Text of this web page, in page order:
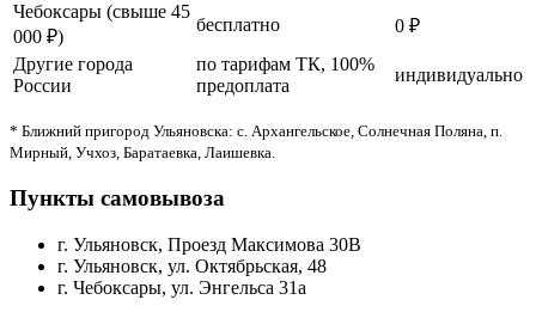
Чебоксары (свыше 45
000 ₽)
бесплатно
0 ₽
Другие города
России
по тарифам ТК, 100%
предоплата
индивидуально
* Ближний пригород Ульяновска: с. Архангельское, Солнечная Поляна, п.
Мирный, Учхоз, Баратаевка, Лаишевка.
Пункты самовывоза
г. Ульяновск, Проезд Максимова 30В
г. Ульяновск, ул. Октябрьская, 48
г. Чебоксары, ул. Энгельса 31а